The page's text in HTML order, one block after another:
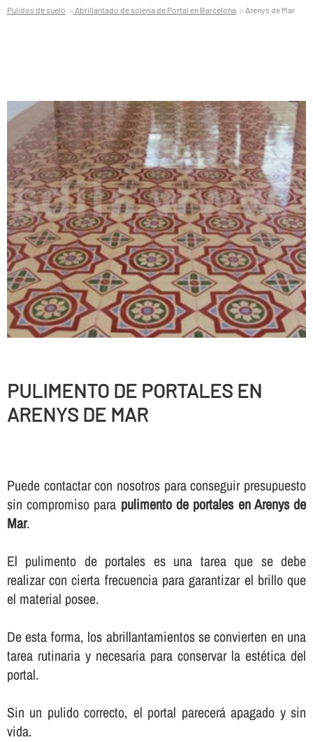
Pulidos de suelo Abrillantado de soleria de Portal en Barcelona Arenys de Mar
PULIMENTO DE PORTALES EN
ARENYS DE MAR
Puede contactar con nosotros para conseguir presupuesto
sin compromiso para pulimento de portales en Arenys de
Mar.
El pulimento de portales es una tarea que se debe
realizar con cierta frecuencia para garantizar el brillo que
el material posee.
De esta forma, los abrillantamientos se convierten en una
tarea rutinaria y necesaria para conservar la estética del
portal.
Sin un pulido correcto, el portal parecerá apagado y sin
vida.